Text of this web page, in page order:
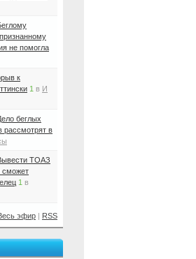
не помогла
к
1 в И
беглых
рассмотрят в
ТОАЗ
сможет
1 в
эфир | RSS